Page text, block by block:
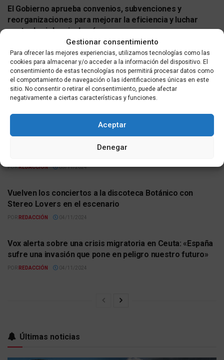
Gestionar consentimiento
Para ofrecer las mejores experiencias, utilizamos tecnologías como las
cookies para almacenar y/o acceder a la información del dispositivo. El
consentimiento de estas tecnologías nos permitirá procesar datos como
el comportamiento de navegación o las identificaciones únicas en este
sitio. No consentir o retirar el consentimiento, puede afectar
negativamente a ciertas características y funciones.
Aceptar
Denegar
El Gobierno aprueba convenios, subvenciones y
reorganizaciones para mejorar la eficiencia y luchar
contra la violencia de género
05/11/2024
ACTUALIDAD
Octavio Salazar: “Los hombres debemos revisar nuestra
masculinidad y ser agentes de igualdad contra la
violencia machista”
Nabila Benzina sobre ‘Otras Miradas’: “Debemos abordar
esta lacra entre todos para construir un futuro sin
PORREDACCIÓN 05/11/2024
Vuelven los conciertos a la discoteca Botánico con
Stereo Lovers en el escenario
POR REDACCIÓN 04/11/2024
Vox alerta sobre una crisis migratoria en Ceuta: «España
sufre una invasión que pone en peligro nuestro futuro»
POR REDACCIÓN 04/11/2024
Últimas noticias